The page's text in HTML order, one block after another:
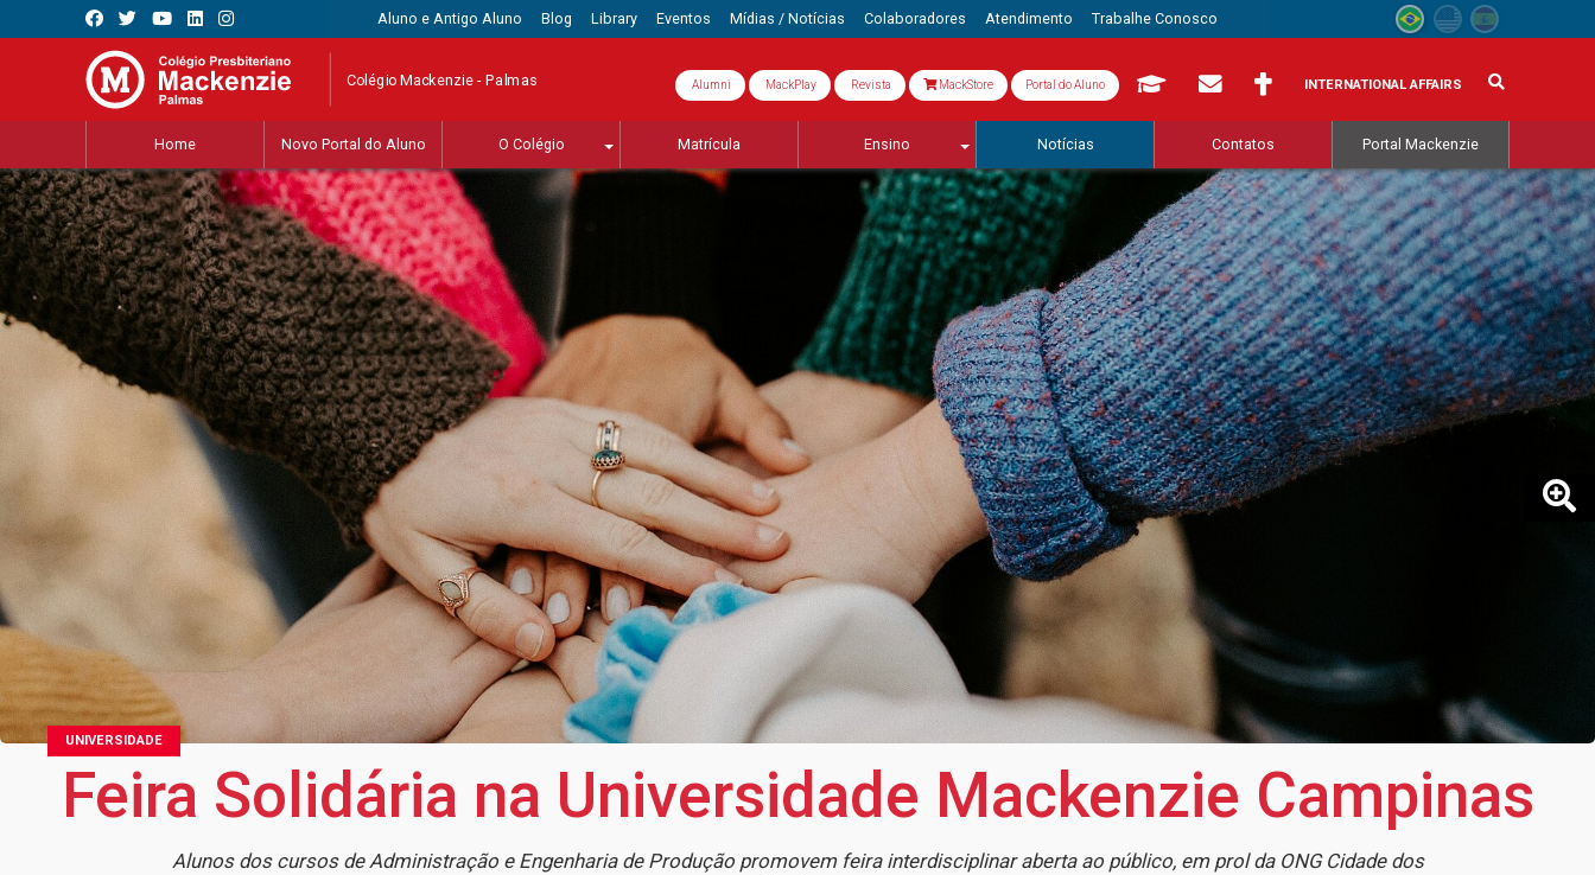
Aluno e Antigo Aluno Blog Library Eventos Mídias / Notícias Colaboradores Atendimento Trabalhe Conosco
Colégio Mackenzie - Palmas Alumni MackPlay Revista MackStore Portal do Aluno INTERNATIONAL AFFAIRS
Home Novo Portal do Aluno O Colégio Matrícula Ensino Notícias Contatos Portal Mackenzie
UNIVERSIDADE
Feira Solidária na Universidade Mackenzie Campinas
Alunos dos cursos de Administração e Engenharia de Produção promovem feira interdisciplinar aberta ao público, em prol da ONG Cidade dos